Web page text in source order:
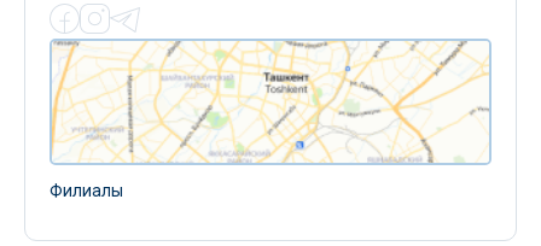
Филиалы